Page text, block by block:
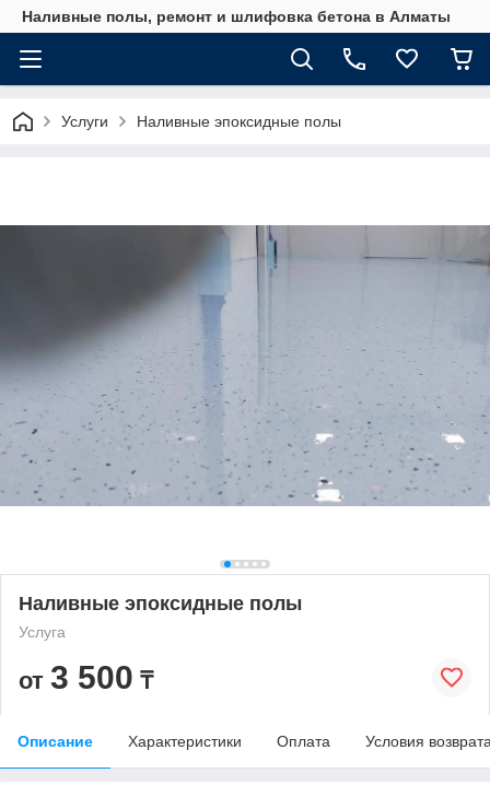
Наливные полы, ремонт и шлифовка бетона в Алматы
Услуги Наливные эпоксидные полы
Наливные эпоксидные полы
Услуга
от 3 500 ₸
Описание Характеристики Оплата Условия